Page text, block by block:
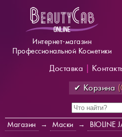
Интернет-магазин
Профессиональной Косметики
Доставка
✔ Корзина
Магазин → Маски → BIOLINE